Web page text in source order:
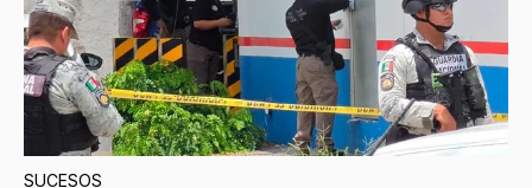
SUCESOS